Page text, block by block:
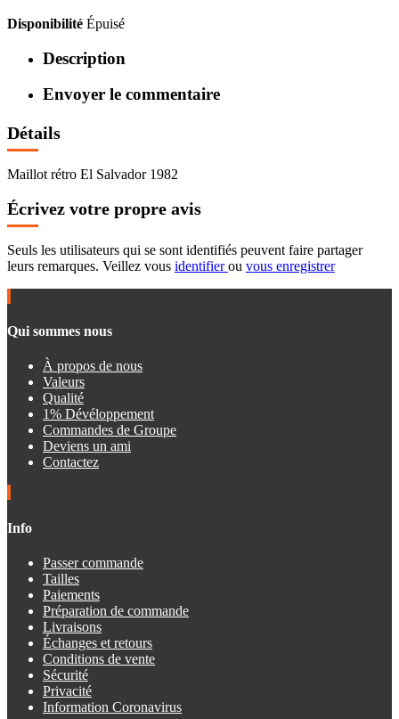
Disponibilité Épuisé
Description
Envoyer le commentaire
Détails
Maillot rétro El Salvador 1982
Écrivez votre propre avis
Seuls les utilisateurs qui se sont identifiés peuvent faire partager
leurs remarques. Veillez vous identifierou vous enregistrer
Qui sommes nous
À propos de nous
Valeurs
Qualité
1% Dévéloppement
Commandes de Groupe
Deviens un ami
Contactez
Info
Passer commande
Tailles
Paiements
Préparation de commande
Livraisons
Échanges et retours
Conditions de vente
Sécurité
Privacité
Information Coronavirus